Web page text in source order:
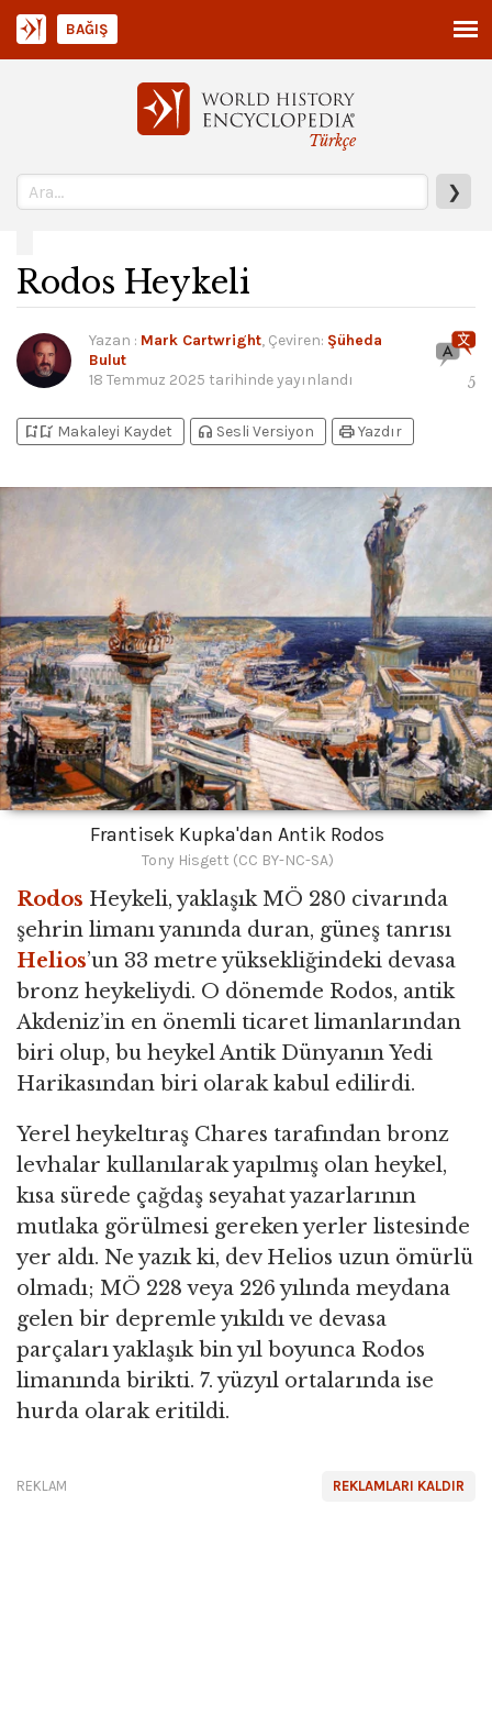
Türkçe
❯
BAĞIŞ
Rodos Heykeli
Yazan : Mark Cartwright, Çeviren: Şüheda
Bulut
18 Temmuz 2025 tarihinde yayınlandı 5
bookmark_addbookmark_added Makaleyi Kaydet headphones Sesli Versiyon printYazdır
Frantisek Kupka'dan Antik Rodos
Tony Hisgett (CC BY-NC-SA)
Rodos Heykeli, yaklaşık MÖ 280 civarında
şehrin limanı yanında duran, güneş tanrısı
Helios’un 33 metre yüksekliğindeki devasa
bronz heykeliydi. O dönemde Rodos, antik
Akdeniz’in en önemli ticaret limanlarından
biri olup, bu heykel Antik Dünyanın Yedi
Harikasından biri olarak kabul edilirdi.
Yerel heykeltıraş Chares tarafından bronz
levhalar kullanılarak yapılmış olan heykel,
kısa sürede çağdaş seyahat yazarlarının
mutlaka görülmesi gereken yerler listesinde
yer aldı. Ne yazık ki, dev Helios uzun ömürlü
olmadı; MÖ 228 veya 226 yılında meydana
gelen bir depremle yıkıldı ve devasa
parçaları yaklaşık bin yıl boyunca Rodos
limanında birikti. 7. yüzyıl ortalarında ise
hurda olarak eritildi.
REKLAMLARI KALDIR
REKLAM